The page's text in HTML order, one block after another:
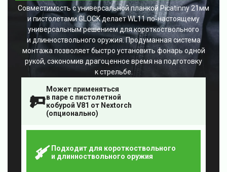
Совместимость с универсальной планкой Picatinny 21мм
и пистолетами GLOCK делает WL11 по‑настоящему
универсальным решением для короткоствольного
и длинноствольного оружия. Продуманная система
монтажа позволяет быстро установить фонарь одной
рукой, сэкономив драгоценное время на подготовку
к стрельбе.
Подходит для короткоствольного
и длинноствольного оружия
Может применяться
в паре с пистолетной
кобурой V81 от Nextorch
(опционально)